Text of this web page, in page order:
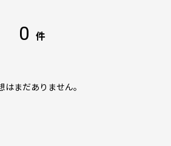
0 件
はまだありません。